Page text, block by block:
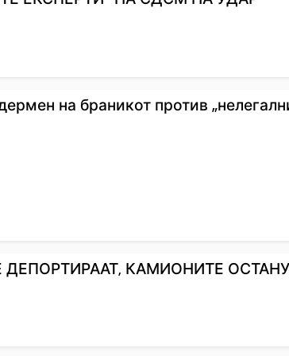
на браникот против
ДЕПОРТИРААТ, КАМИОНИТЕ